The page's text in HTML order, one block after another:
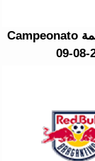
SE Palmeiras ضد SC Internacional في قمة Campeonato